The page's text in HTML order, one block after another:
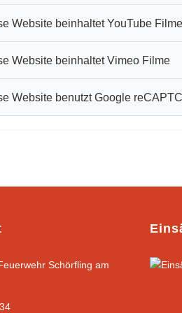
Website beinhaltet YouTube Filme
Website beinhaltet Vimeo Filme
Website benutzt Google
Schörfling am